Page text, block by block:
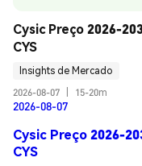
Cysic Preço 2026-
CYS
Insights de Mercado
2026-08-07
15-20m
2026-08-07
Cysic Preço 2026-
CYS